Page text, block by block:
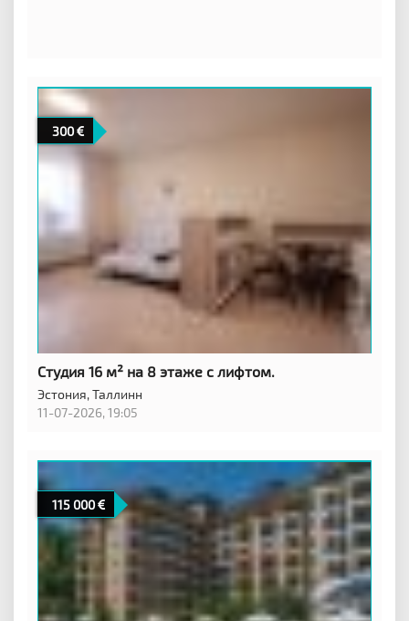
300
Студия 16 м² на 8 этаже с лифтом.
Эстония,Таллинн
11-07-2026, 19:05
115 000